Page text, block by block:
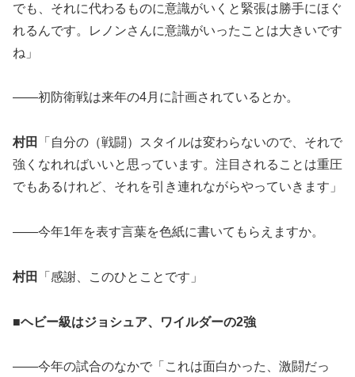
でも、それに代わるものに意識がいくと緊張は勝手にほぐ
れるんです。レノンさんに意識がいったことは大きいです
ね」
――初防衛戦は来年の4月に計画されているとか。
村田
「自分の（戦闘）スタイルは変わらないので、それで
強くなれればいいと思っています。注目されることは重圧
でもあるけれど、それを引き連れながらやっていきます」
――今年1年を表す言葉を色紙に書いてもらえますか。
村田 「感謝、このひとことです」
■ヘビー級はジョシュア、ワイルダーの2強
――今年の試合のなかで「これは面白かった、激闘だっ